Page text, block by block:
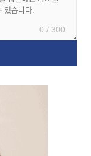
0 / 300